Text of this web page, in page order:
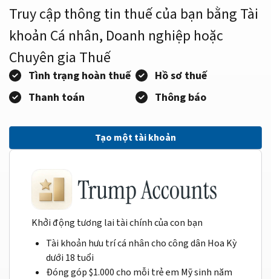
Truy cập thông tin thuế của bạn bằng Tài
khoản Cá nhân, Doanh nghiệp hoặc
Chuyên gia Thuế
Tình trạng hoàn thuế
Hồ sơ thuế
Thanh toán
Thông báo
Tạo một tài khoản
Khởi động tương lai tài chính của con bạn
Tài khoản hưu trí cá nhân cho công dân Hoa Kỳ
dưới 18 tuổi
Đóng góp $1.000 cho mỗi trẻ em Mỹ sinh năm